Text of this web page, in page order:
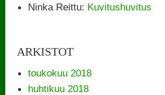
Ninka Reittu: Kuvitushuvitus
ARKISTOT
toukokuu 2018
huhtikuu 2018